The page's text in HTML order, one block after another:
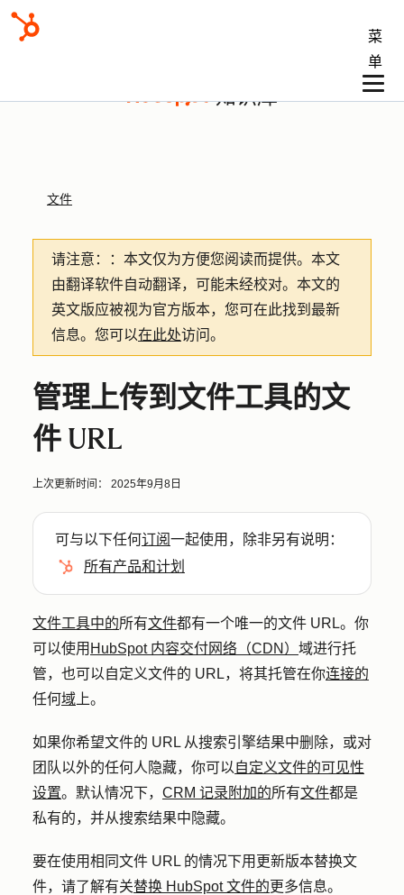
菜
单
知识库
文件
请注意： ：本文仅为方便您阅读而提供。 本文
由翻译软件自动翻译，可能未经校对。本文的
英文版应被视为官方版本，您可在此找到最新
信息。您可以在此处访问。
管理上传到文件工具的文
件 URL
上次更新时间： 2025年9月8日
可与以下任何订阅一起使用，除非另有说明：
所有产品和计划
文件工具中的所有文件都有一个唯一的文件 URL。你
可以使用 HubSpot 内容交付网络（CDN） 域进行托
管，也可以自定义文件的 URL，将其托管在你连接的
任何域 上。
如果你希望文件的 URL 从搜索引擎结果中删除，或对
团队以外的任何人隐藏，你可以 自定义文件的可见性
设置。默认情况下， CRM 记录附加的所有文件都是
私有的，并从搜索结果中隐藏。
要在使用相同文件 URL 的情况下用更新版本替换文
件，请了解有关替换 HubSpot 文件的更多信息。